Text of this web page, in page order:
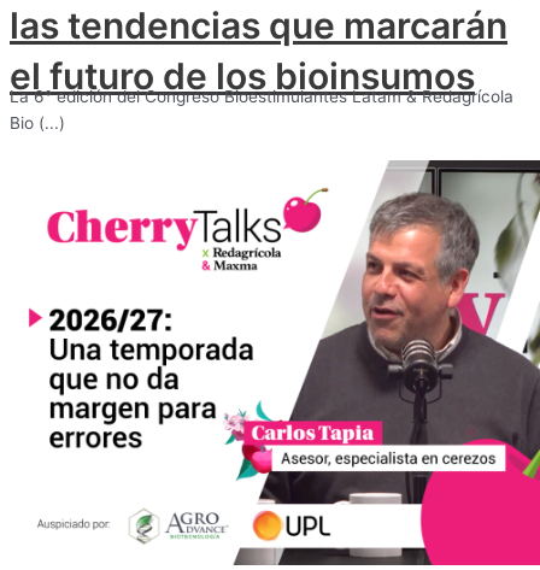
las tendencias que marcarán
el futuro de los bioinsumos
La 6° edición del Congreso Bioestimulantes Latam & Redagrícola
Bio (...)